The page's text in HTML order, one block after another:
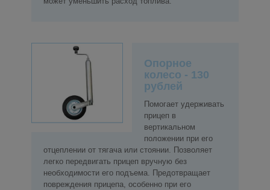
Опорное
колесо - 130
рублей
Помогает удерживать
прицеп в
вертикальном
положении при его
отцеплении от тягача или стоянии. Позволяет
легко передвигать прицеп вручную без
необходимости его подъема. Предотвращает
повреждения прицепа, особенно при его